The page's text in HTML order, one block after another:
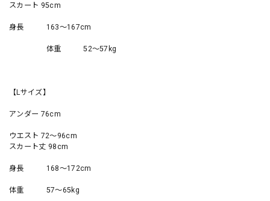
スカート 95cm
身長 163〜167cm
体重 52〜57kg
【Lサイズ】
アンダー 76cm
ウエスト 72〜96cm
スカート丈 98cm
身長 168〜172cm
体重 57〜65kg